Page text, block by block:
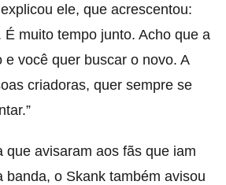
ele, que acrescentou:
É muito tempo junto. Acho que a
e você quer buscar o novo. A
criadoras, quer sempre se
que avisaram aos fãs que iam
banda, o Skank também avisou